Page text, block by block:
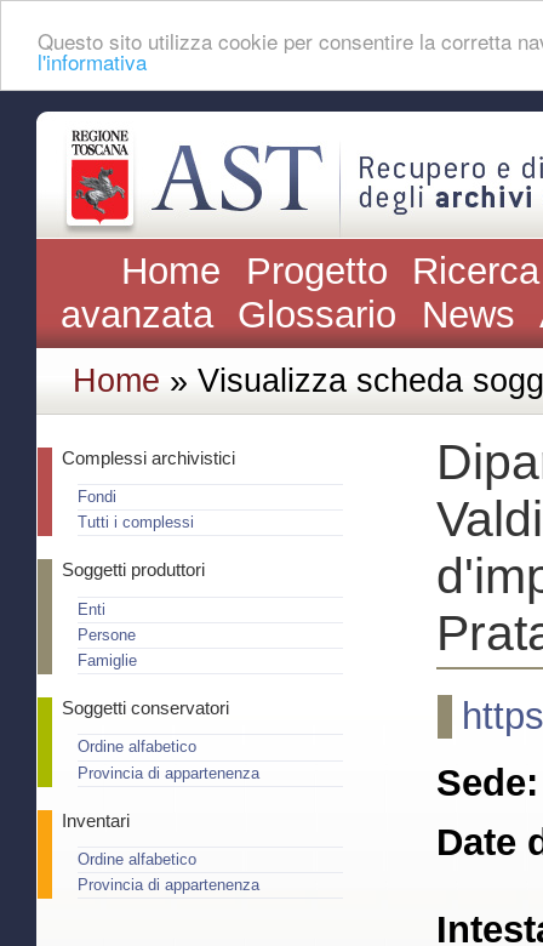
Questo sito utilizza cookie per consentire la corretta
l'informativa
Home Progetto
avanzata Glossario News
Home » Visualizza scheda
Complessi archivistici
Fondi
Tutti i complessi
Soggetti produttori
Enti
Persone
Famiglie
Soggetti conservatori
Ordine alfabetico
Provincia di appartenenza
Inventari
Ordine alfabetico
Provincia di appartenenza
Sede:
Date